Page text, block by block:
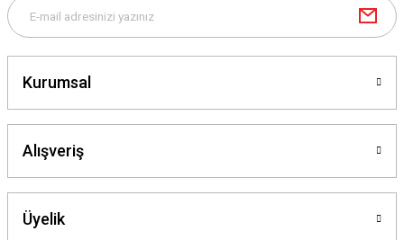
Kurumsal
Alışveriş
Üyelik